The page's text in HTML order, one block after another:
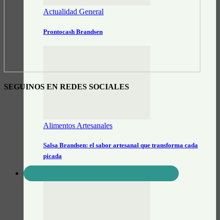
Actualidad General
Prontocash Brandsen
Alimentos Artesanales
Salsa Brandsen: el sabor artesanal que transforma cada
picada
SEGUINOS EN REDES SOCIALES